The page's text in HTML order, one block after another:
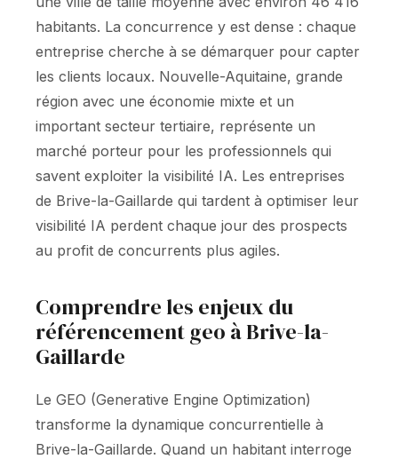
habitants. La concurrence y est dense : chaque
entreprise cherche à se démarquer pour capter
les clients locaux. Nouvelle-Aquitaine, grande
région avec une économie mixte et un
important secteur tertiaire, représente un
marché porteur pour les professionnels qui
savent exploiter la visibilité IA. Les entreprises
de Brive-la-Gaillarde qui tardent à optimiser leur
visibilité IA perdent chaque jour des prospects
au profit de concurrents plus agiles.
Comprendre les enjeux du
référencement geo à Brive-la-
Gaillarde
Le GEO (Generative Engine Optimization)
transforme la dynamique concurrentielle à
Brive-la-Gaillarde. Quand un habitant interroge